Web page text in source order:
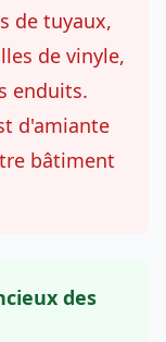
de tuyaux,
de vinyle,
enduits.
d'amiante
bâtiment
des